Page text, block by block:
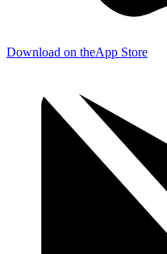
Download on theApp Store